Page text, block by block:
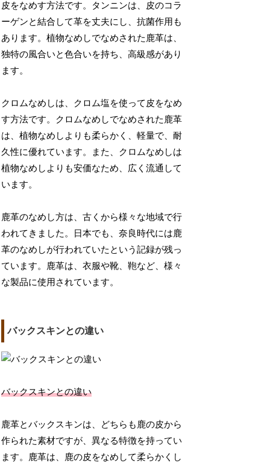
皮をなめす方法です。タンニンは、皮のコラ
ーゲンと結合して革を丈夫にし、抗菌作用も
あります。植物なめしでなめされた鹿革は、
独特の風合いと色合いを持ち、高級感があり
ます。
クロムなめしは、クロム塩を使って皮をなめ
す方法です。クロムなめしでなめされた鹿革
は、植物なめしよりも柔らかく、軽量で、耐
久性に優れています。また、クロムなめしは
植物なめしよりも安価なため、広く流通して
います。
鹿革のなめし方は、古くから様々な地域で行
われてきました。日本でも、奈良時代には鹿
革のなめしが行われていたという記録が残っ
ています。鹿革は、衣服や靴、鞄など、様々
な製品に使用されています。
バックスキンとの違い
バックスキンとの違い
鹿革とバックスキンは、どちらも鹿の皮から
作られた素材ですが、異なる特徴を持ってい
ます。鹿革は、鹿の皮をなめして柔らかくし